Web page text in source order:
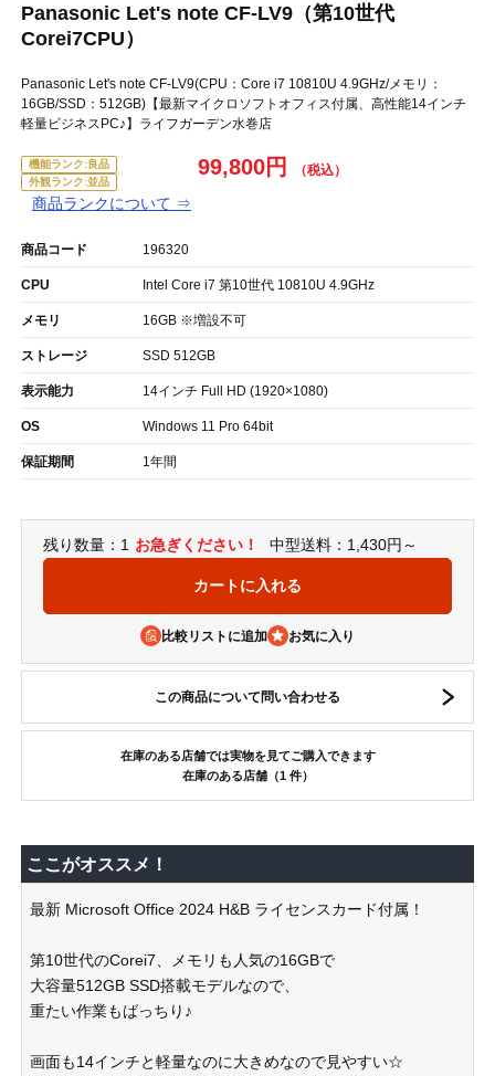
Panasonic Let's note CF-LV9（第10世代
Corei7CPU）
Panasonic Let's note CF-LV9(CPU：Core i7 10810U 4.9GHz/メモリ：
16GB/SSD：512GB)【最新マイクロソフトオフィス付属、高性能14インチ
軽量ビジネスPC♪】ライフガーデン水巻店
機能ランク:良品
外観ランク:並品
商品ランクについて ⇒
99,800円
商品コード 196320
CPU Intel Core i7 第10世代 10810U 4.9GHz
メモリ 16GB ※増設不可
ストレージ SSD 512GB
表示能力 14インチ Full HD (1920×1080)
OS Windows 11 Pro 64bit
保証期間 1年間
残り数量：1 お急ぎください！ 中型送料：1,430円～
比較リストに追加
この商品について問い合わせる
在庫のある店舗では実物を見てご購入できます
在庫のある店舗（1 件）
ここがオススメ！
最新 Microsoft Office 2024 H&B ライセンスカード付属！
第10世代のCorei7、メモリも人気の16GBで
大容量512GB SSD搭載モデルなので、
重たい作業もばっちり♪
画面も14インチと軽量なのに大きめなので見やすい☆